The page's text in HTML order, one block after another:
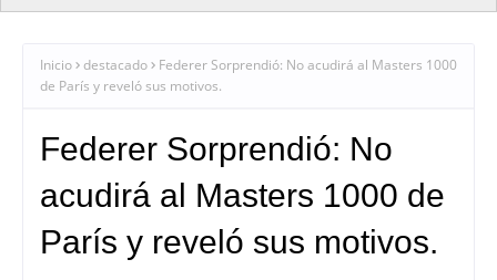
Inicio destacado
Federer Sorprendió: No acudirá al Masters 1000
de París y reveló sus motivos.
Federer Sorprendió: No
acudirá al Masters 1000 de
París y reveló sus motivos.